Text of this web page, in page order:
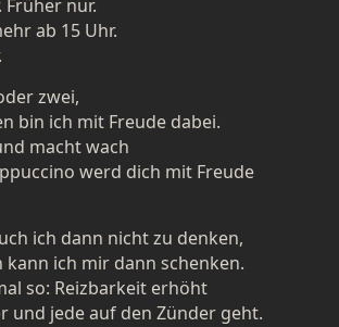
nur.
ab 15 Uhr.
zwei,
bin ich mit Freude dabei.
macht wach
werd dich mit Freude
ich dann nicht zu denken,
kann ich mir dann schenken.
so: Reizbarkeit erhöht
und jede auf den Zünder geht.